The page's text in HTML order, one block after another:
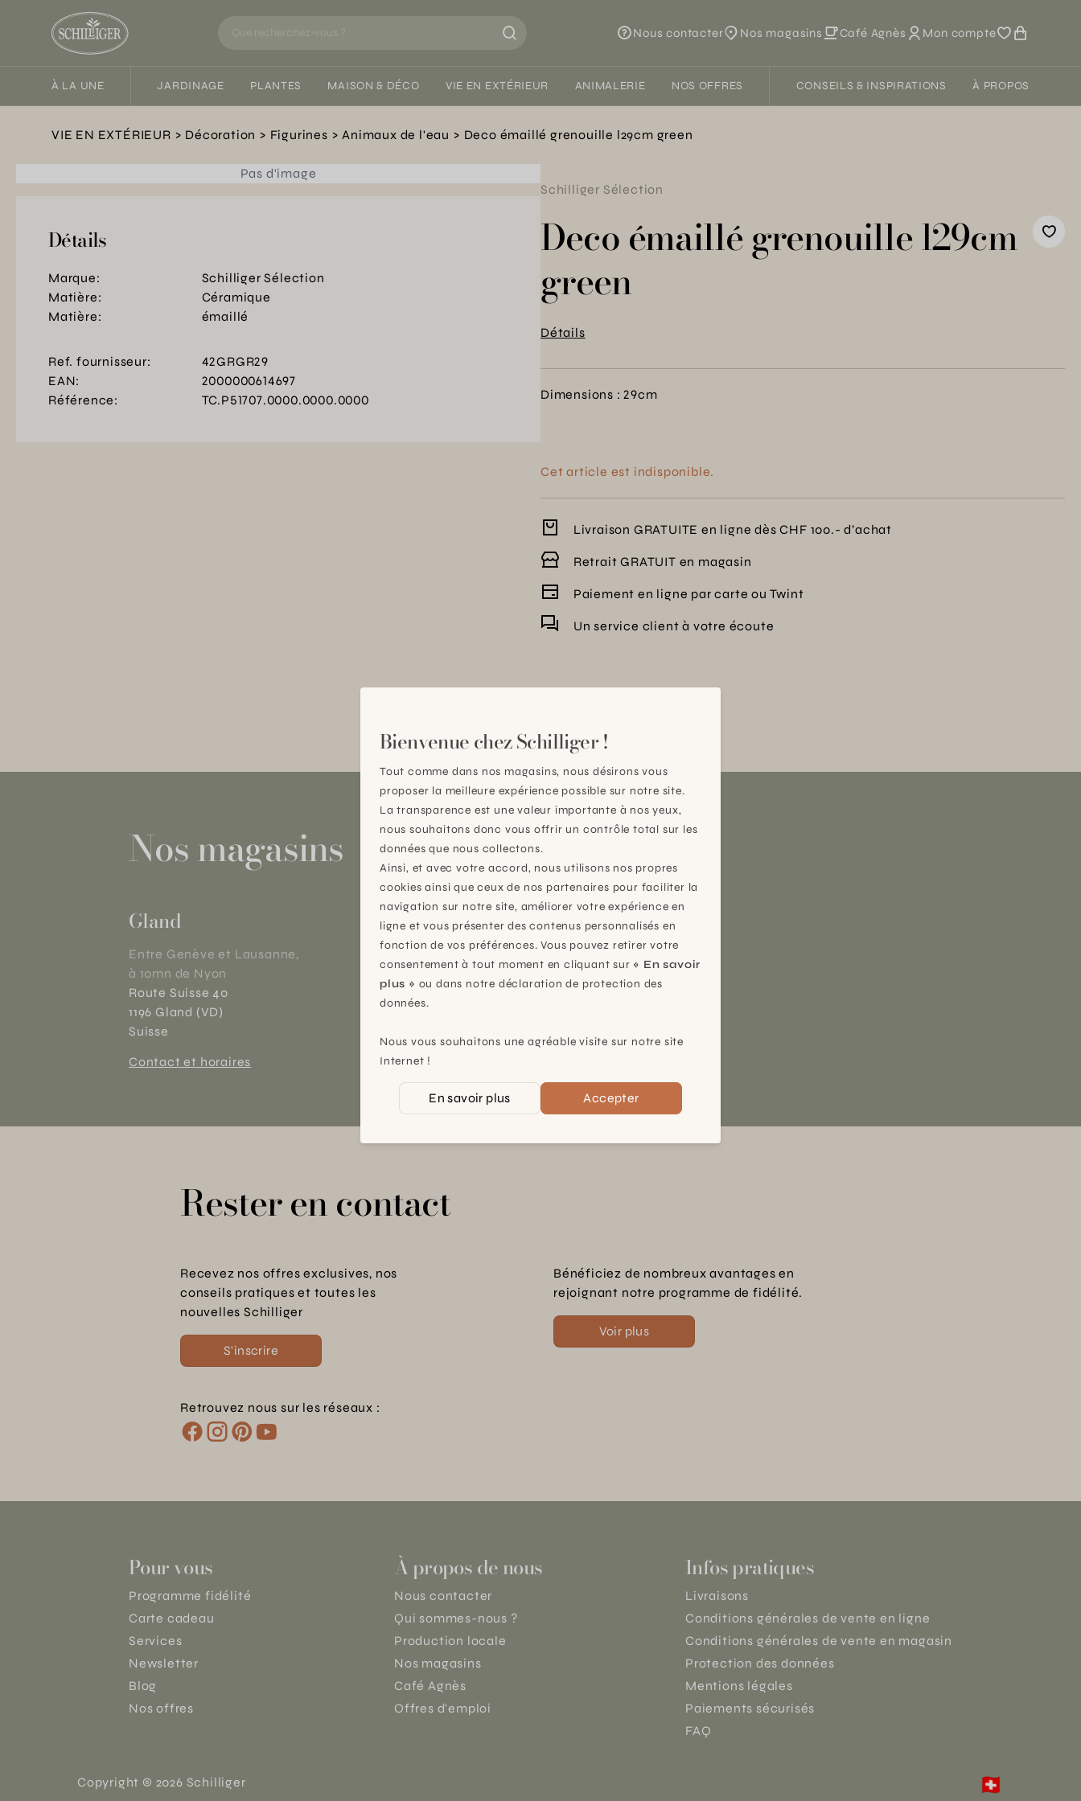
Nous contacter Nos magasins Café Agnès Mon compte
À LA UNE JARDINAGE PLANTES MAISON & DÉCO VIE EN EXTÉRIEUR ANIMALERIE NOS OFFRES CONSEILS & INSPIRATIONS À PROPOS
VIE EN EXTÉRIEUR Décoration Figurines Animaux de l'eau Deco émaillé grenouille l29cm green
Pas d'image
Détails
Marque:
Schilliger Sélection
Matière:
Céramique
Matière:
émaillé
Ref. fournisseur:
42GRGR29
EAN:
2000000614697
Référence:
TC.P51707.0000.0000.0000
Schilliger Sélection
Deco émaillé grenouille l29cm
green
Détails
Dimensions : 29cm
Cet article est indisponible.
Livraison GRATUITE en ligne dès CHF 100.- d’achat
Retrait GRATUIT en magasin
Paiement en ligne par carte ou Twint
Un service client à votre écoute
Nos magasins
Gland
Entre Genève et Lausanne,
à 10mn de Nyon
Route Suisse 40
1196 Gland (VD)
Suisse
Contact et horaires
Plan-les-Ouates
À 15mn du centre de Genève
Chemin des Charrotons 25
1228 Plan-les-Ouates (GE)
Suisse
Contact et horaires
Rester en contact
Recevez nos offres exclusives, nos
conseils pratiques et toutes les
nouvelles Schilliger
S'inscrire
Bénéficiez de nombreux avantages en
rejoignant notre programme de fidélité.
Voir plus
Retrouvez nous sur les réseaux :
Pour vous
Programme fidélité
Carte cadeau
Services
Newsletter
Blog
Nos offres
À propos de nous
Nous contacter
Qui sommes-nous ?
Production locale
Nos magasins
Café Agnès
Offres d'emploi
Infos pratiques
Livraisons
Conditions générales de vente en ligne
Conditions générales de vente en magasin
Protection des données
Mentions légales
Paiements sécurisés
FAQ
Copyright © 2026 Schilliger 🇨🇭
Bienvenue chez Schilliger !
Tout comme dans nos magasins, nous désirons vous
proposer la meilleure expérience possible sur notre site.
La transparence est une valeur importante à nos yeux,
nous souhaitons donc vous offrir un contrôle total sur les
données que nous collectons.
Ainsi, et avec votre accord, nous utilisons nos propres
cookies ainsi que ceux de nos partenaires pour faciliter la
navigation sur notre site, améliorer votre expérience en
ligne et vous présenter des contenus personnalisés en
fonction de vos préférences. Vous pouvez retirer votre
consentement à tout moment en cliquant sur « En savoir
plus » ou dans notre déclaration de protection des
données.
Nous vous souhaitons une agréable visite sur notre site
Internet !
En savoir plus Accepter